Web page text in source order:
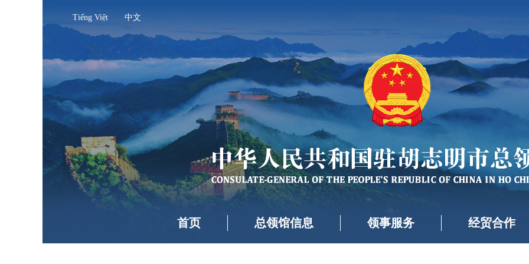
Tiếng Việt 中文
首页 总领馆信息 领事服务 经贸合作